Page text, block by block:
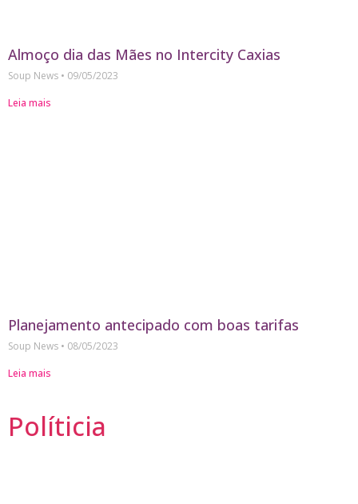
Almoço dia das Mães no Intercity Caxias
Soup News
09/05/2023
Leia mais
Planejamento antecipado com boas tarifas
Soup News
08/05/2023
Leia mais
Políticia